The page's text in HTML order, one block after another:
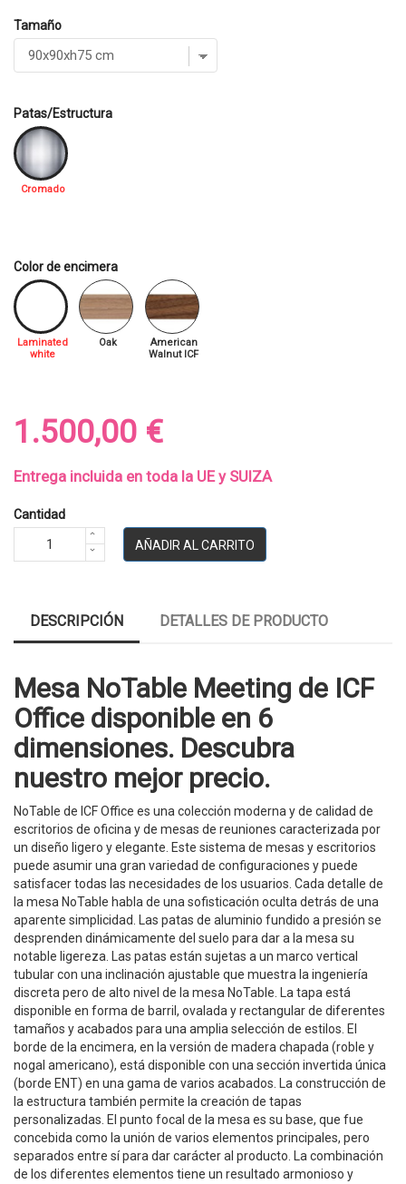
Tamaño
Patas/Estructura
Cromado
Color de encimera
Laminated
white
Oak
American
Walnut ICF
1.500,00 €
Entrega incluida en toda la UE y SUIZA
Cantidad
AÑADIR AL CARRITO
DESCRIPCIÓN DETALLES DE PRODUCTO
Mesa NoTable Meeting de ICF
Office disponible en 6
dimensiones. Descubra
nuestro mejor precio.
NoTable de ICF Office es una colección moderna y de calidad de
escritorios de oficina y de mesas de reuniones caracterizada por
un diseño ligero y elegante. Este sistema de mesas y escritorios
puede asumir una gran variedad de configuraciones y puede
satisfacer todas las necesidades de los usuarios. Cada detalle de
la mesa NoTable habla de una sofisticación oculta detrás de una
aparente simplicidad. Las patas de aluminio fundido a presión se
desprenden dinámicamente del suelo para dar a la mesa su
notable ligereza. Las patas están sujetas a un marco vertical
tubular con una inclinación ajustable que muestra la ingeniería
discreta pero de alto nivel de la mesa NoTable. La tapa está
disponible en forma de barril, ovalada y rectangular de diferentes
tamaños y acabados para una amplia selección de estilos. El
borde de la encimera, en la versión de madera chapada (roble y
nogal americano), está disponible con una sección invertida única
(borde ENT) en una gama de varios acabados. La construcción de
la estructura también permite la creación de tapas
personalizadas. El punto focal de la mesa es su base, que fue
concebida como la unión de varios elementos principales, pero
separados entre sí para dar carácter al producto. La combinación
de los diferentes elementos tiene un resultado armonioso y